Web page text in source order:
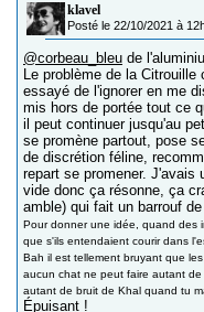
klavel
Posté le 22/10/2021 à
@corbeau_bleu de
Le problème de la
essayé de l'ignorer en me
mis hors de portée tout ce
il peut continuer jusqu'au
se promène partout, pose
de discrétion féline,
repart se promener. J'avais
vide donc ça résonne, ça
amble) qui fait un barrouf
Pour donner une idée, quand des
que s'ils entendaient courir dans
Bah il est tellement bruyant que
aucun chat ne peut faire autant
autant de bruit de Khal quand tu
Épuisant !